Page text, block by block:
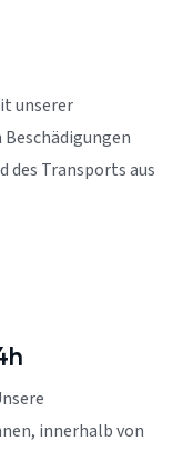
unserer
Beschädigungen
des Transports aus
innerhalb von